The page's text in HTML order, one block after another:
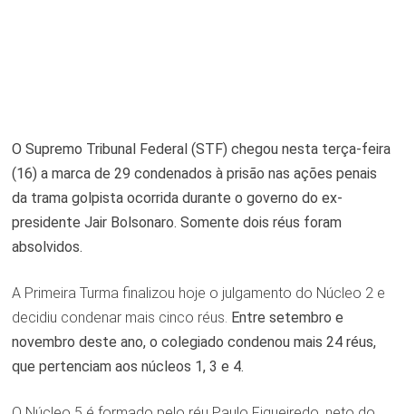
O Supremo Tribunal Federal (STF) chegou nesta terça-feira
(16) a marca de 29 condenados à prisão nas ações penais
da trama golpista ocorrida durante o governo do ex-
presidente Jair Bolsonaro. Somente dois réus foram
absolvidos.
A Primeira Turma finalizou hoje o julgamento do Núcleo 2 e
decidiu condenar mais cinco réus. Entre setembro e
novembro deste ano, o colegiado condenou mais 24 réus,
que pertenciam aos núcleos 1, 3 e 4.